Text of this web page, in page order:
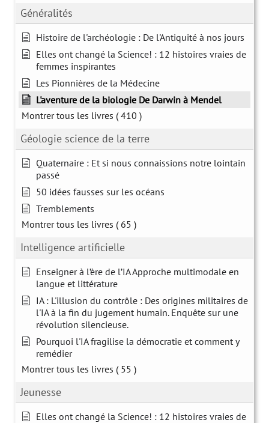
Généralités
Histoire de l'archéologie : De l'Antiquité à nos jours
Elles ont changé la Science! : 12 histoires vraies de
femmes inspirantes
Les Pionnières de la Médecine
L'aventure de la biologie De Darwin à Mendel
Montrer tous les livres ( 410 )
Géologie science de la terre
Quaternaire : Et si nous connaissions notre lointain
passé
50 idées fausses sur les océans
Tremblements
Montrer tous les livres ( 65 )
Intelligence artificielle
Enseigner à l’ère de l’IA Approche multimodale en
langue et littérature
IA : L'illusion du contrôle : Des origines militaires de
l'IA à la fin du jugement humain. Enquête sur une
révolution silencieuse.
Pourquoi l'IA fragilise la démocratie et comment y
remédier
Montrer tous les livres ( 55 )
Jeunesse
Elles ont changé la Science! : 12 histoires vraies de